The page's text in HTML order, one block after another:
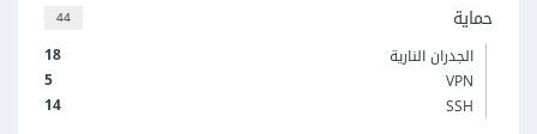
44 حماية
18
الجدران النارية
5
VPN
14
SSH